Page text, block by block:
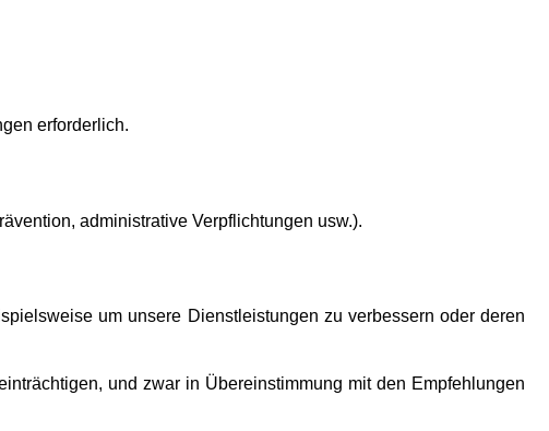
erforderlich.
administrative Verpflichtungen usw.).
um unsere Dienstleistungen zu verbessern oder deren
und zwar in Übereinstimmung mit den Empfehlungen